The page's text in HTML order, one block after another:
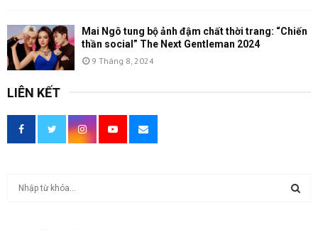
Mai Ngô tung bộ ảnh đậm chất thời trang: “Chiến
thần social” The Next Gentleman 2024
9 Tháng 8, 2024
LIÊN KẾT